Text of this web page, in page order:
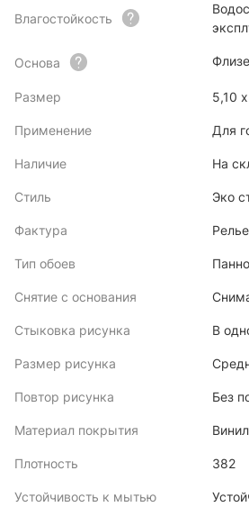
Влагостойкость
Основа
Размер 5,10
Применение Для
Наличие На
Стиль Эко
Фактура
Тип обоев Панно
Снятие с основания
Стыковка рисунка В
Размер рисунка
Повтор рисунка Без
Материал покрытия Винил
Плотность 382
Устойчивость к мытью